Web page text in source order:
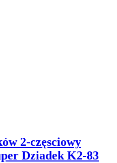
2-częsciowy
Dziadek K2-83